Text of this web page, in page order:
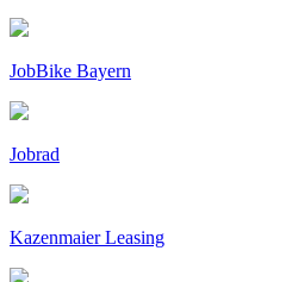
JobBike Bayern
Jobrad
Kazenmaier Leasing